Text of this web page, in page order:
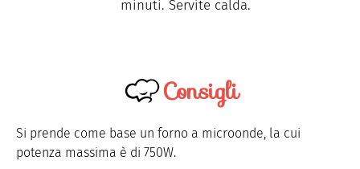
minuti. Servite calda.
Consigli
Si prende come base un forno a microonde, la cui
potenza massima è di 750W.